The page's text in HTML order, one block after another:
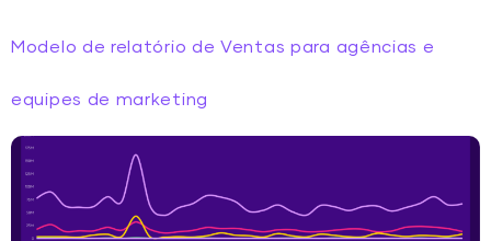
Modelo de relatório de Ventas para agências e
equipes de marketing